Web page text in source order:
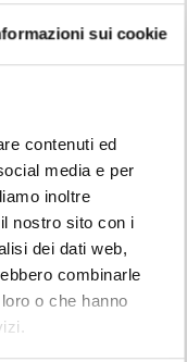
sui cookie
contenuti ed
media e per
inoltre
nostro sito con i
dei dati web,
combinarle
o che hanno